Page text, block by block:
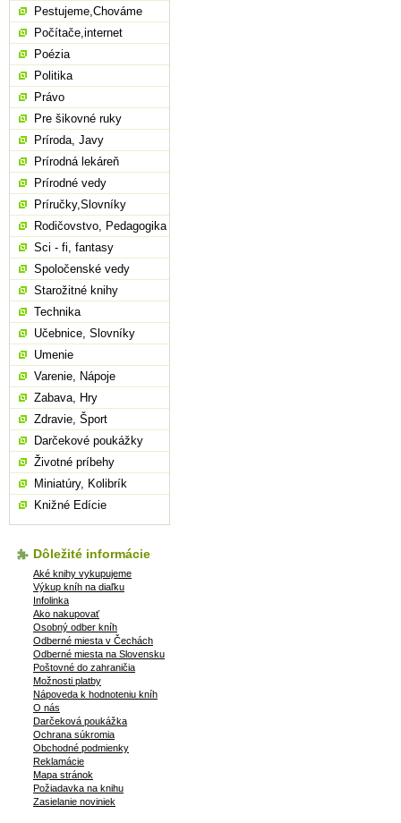
Pestujeme,Chováme
Počítače,internet
Poézia
Politika
Právo
Pre šikovné ruky
Príroda, Javy
Prírodná lekáreň
Prírodné vedy
Príručky,Slovníky
Rodičovstvo, Pedagogika
Sci - fi, fantasy
Spoločenské vedy
Starožitné knihy
Technika
Učebnice, Slovníky
Umenie
Varenie, Nápoje
Zabava, Hry
Zdravie, Šport
Darčekové poukážky
Životné príbehy
Miniatúry, Kolibrík
Knižné Edície
Dôležité informácie
Aké knihy vykupujeme
Výkup kníh na diaľku
Infolinka
Ako nakupovať
Osobný odber kníh
Odberné miesta v Čechách
Odberné miesta na Slovensku
Poštovné do zahraničia
Možnosti platby
Nápoveda k hodnoteniu kníh
O nás
Darčeková poukážka
Ochrana súkromia
Obchodné podmienky
Reklamácie
Mapa stránok
Požiadavka na knihu
Zasielanie noviniek